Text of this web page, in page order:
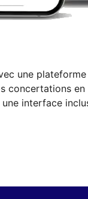
une
concertations
interface